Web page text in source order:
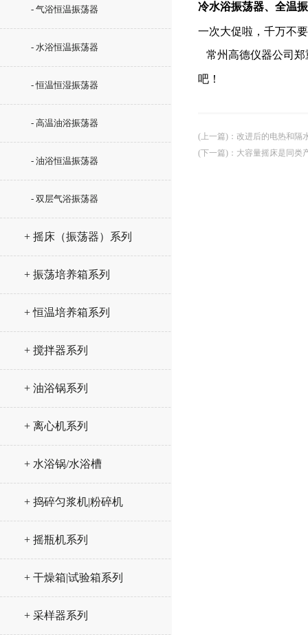
- 气浴恒温振荡器
- 水浴恒温振荡器
- 恒温恒湿振荡器
- 高温油浴振荡器
- 油浴恒温振荡器
- 双层气浴振荡器
+ 摇床（振荡器）系列
+ 振荡培养箱系列
+ 恒温培养箱系列
+ 搅拌器系列
+ 油浴锅系列
+ 离心机系列
+ 水浴锅/水浴槽
+ 捣碎匀浆机|粉碎机
+ 摇瓶机系列
+ 干燥箱|试验箱系列
+ 采样器系列
冷水浴振荡器、全温
一次大促啦，千万不
常州高德仪器公司郑
吧！
(上一篇) ： 改进后的电热和隔
(下一篇) ： 大容量摇床是同类